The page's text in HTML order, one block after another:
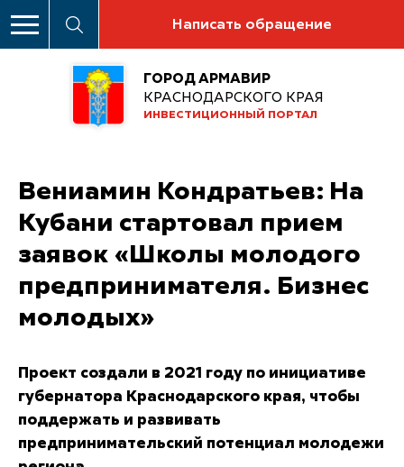
Написать обращение
ГОРОД АРМАВИР
КРАСНОДАРСКОГО КРАЯ
ИНВЕСТИЦИОННЫЙ ПОРТАЛ
Вениамин Кондратьев: На
Кубани стартовал прием
заявок «Школы молодого
предпринимателя. Бизнес
молодых»
Проект создали в 2021 году по инициативе
губернатора Краснодарского края, чтобы
поддержать и развивать
предпринимательский потенциал молодежи